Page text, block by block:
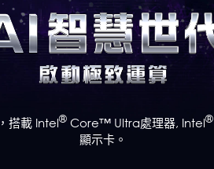
搭載 Intel® Core™ Ultra處理器, Intel®
顯示卡。